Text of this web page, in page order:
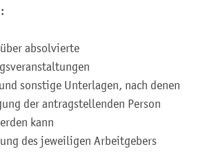
absolvierte
sonstige Unterlagen, nach denen
der antragstellenden Person
kann
des jeweiligen Arbeitgebers